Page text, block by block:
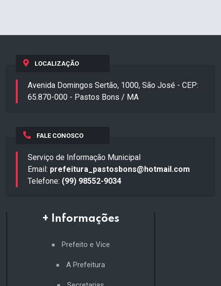
LOCALIZAÇÃO
Avenida Domingos Sertão, 1000, São José - CEP:
65.870-000 - Pastos Bons / MA
FALE CONOSCO
Serviço de Informação Municipal
Email: prefeitura_pastosbons@hotmail.com
Telefone: (99) 98552-9034
+ Informações
Prefeito e Vice
A Prefeitura